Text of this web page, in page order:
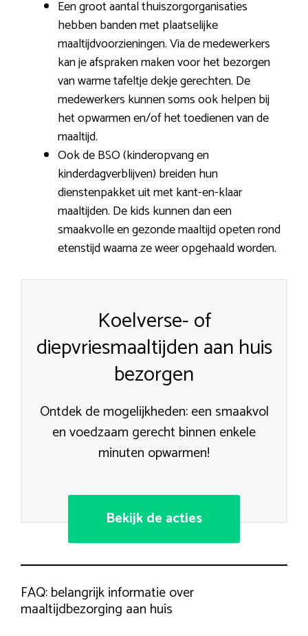
Een groot aantal thuiszorgorganisaties
hebben banden met plaatselijke
maaltijdvoorzieningen. Via de medewerkers
kan je afspraken maken voor het bezorgen
van warme tafeltje dekje gerechten. De
medewerkers kunnen soms ook helpen bij
het opwarmen en/of het toedienen van de
maaltijd.
Ook de BSO (kinderopvang en
kinderdagverblijven) breiden hun
dienstenpakket uit met kant-en-klaar
maaltijden. De kids kunnen dan een
smaakvolle en gezonde maaltijd opeten rond
etenstijd waarna ze weer opgehaald worden.
Koelverse- of
diepvriesmaaltijden aan huis
bezorgen
Ontdek de mogelijkheden: een smaakvol
en voedzaam gerecht binnen enkele
minuten opwarmen!
Bekijk de acties
FAQ: belangrijk informatie over
maaltijdbezorging aan huis